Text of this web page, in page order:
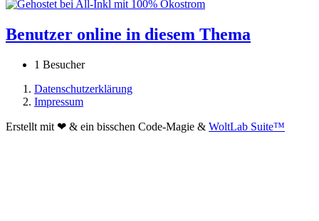
Benutzer online in diesem Thema
1 Besucher
Datenschutzerklärung
Impressum
Erstellt mit ❤ & ein bisschen Code-Magie & WoltLab Suite™